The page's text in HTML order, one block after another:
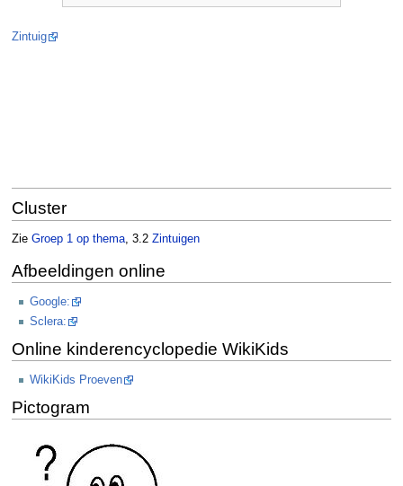
Zintuig
Cluster
Zie Groep 1 op thema, 3.2 Zintuigen
Afbeeldingen online
Google:
Sclera:
Online kinderencyclopedie WikiKids
WikiKids Proeven
Pictogram